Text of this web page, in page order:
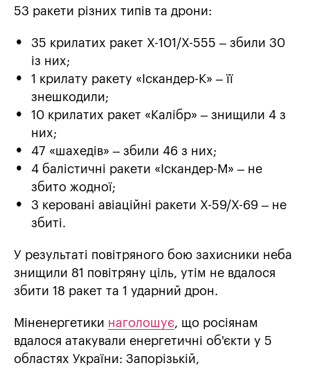
53 ракети різних типів та дрони:
35 крилатих ракет Х-101/Х-555 – збили 30
із них;
1 крилату ракету «Іскандер-К» – її
знешкодили;
10 крилатих ракет «Калібр» – знищили 4 з
них;
47 «шахедів» – збили 46 з них;
4 балістичні ракети «Іскандер-М» – не
збито жодної;
3 керовані авіаційні ракети Х-59/Х-69 – не
збиті.
У результаті повітряного бою захисники неба
знищили 81 повітряну ціль, утім не вдалося
збити 18 ракет та 1 ударний дрон.
Міненергетики наголошує, що росіянам
вдалося атакували енергетичні об'єкти у 5
областях України: Запорізькій,